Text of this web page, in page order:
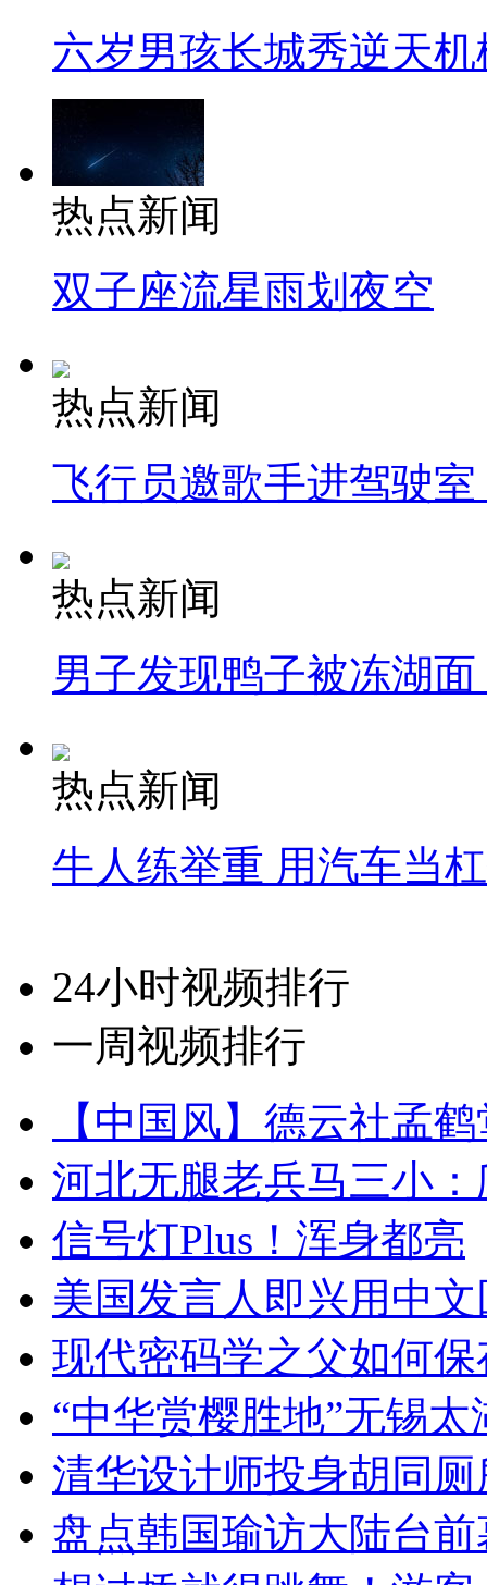
六岁男孩长城秀逆天机
热点新闻
双子座流星雨划夜空
热点新闻
飞行员邀歌手进驾驶
热点新闻
男子发现鸭子被冻湖
热点新闻
牛人练举重 用汽车当
24小时视频排行
一周视频排行
【中国风】德云社孟
河北无腿老兵马三小
信号灯Plus！浑身都亮
美国发言人即兴用中
现代密码学之父如何
“中华赏樱胜地”无锡
清华设计师投身胡同
盘点韩国瑜访大陆台